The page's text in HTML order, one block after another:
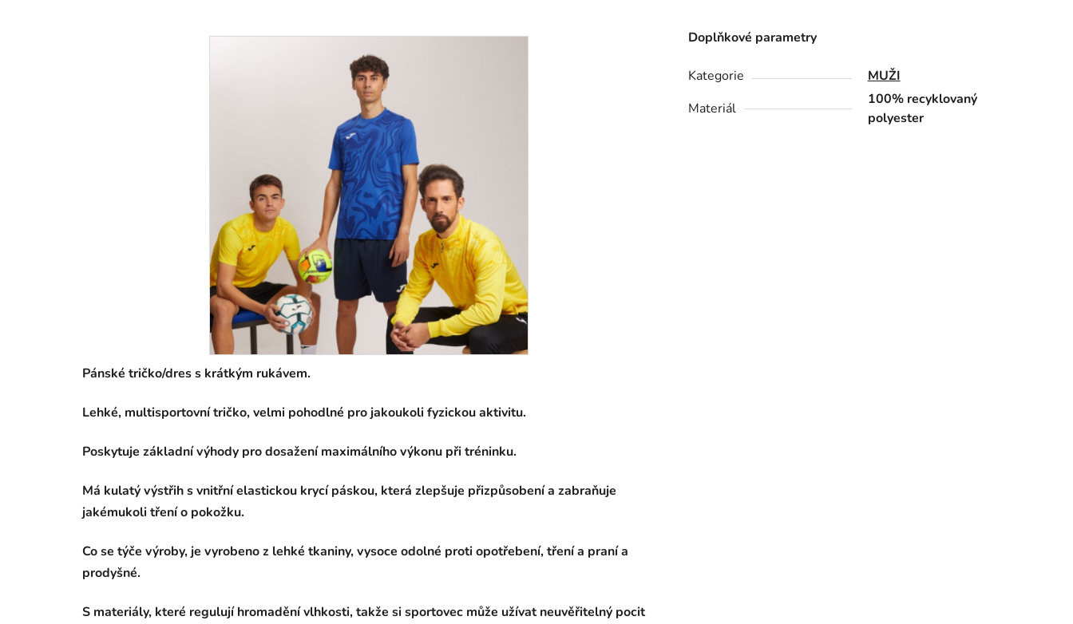
Pánské tričko/dres s krátkým rukávem.
Lehké, multisportovní tričko, velmi pohodlné pro jakoukoli fyzickou aktivitu.
Poskytuje základní výhody pro dosažení maximálního výkonu při tréninku.
Má kulatý výstřih s vnitřní elastickou krycí páskou, která zlepšuje přizpůsobení a zabraňuje
jakémukoli tření o pokožku.
Co se týče výroby, je vyrobeno z lehké tkaniny, vysoce odolné proti opotřebení, tření a praní a
prodyšné.
S materiály, které regulují hromadění vlhkosti, takže si sportovec může užívat neuvěřitelný pocit
Doplňkové parametry
Kategorie
MUŽI
Materiál
100% recyklovaný
polyester